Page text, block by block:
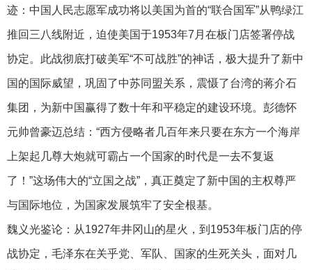
迹：中国人民志愿军成功将以美国为首的“联合国军”从鸭绿江
推回三八线附近，迫使美国于1953年7月在板门店签署停战
协定。此战彻底打破美军“不可战胜”的神话，极大提升了新中
国的国际威望，巩固了中苏同盟关系，震慑了台湾的蒋介石
集团，为新中国赢得了数十年和平稳定的建设环境。彭德怀
元帅曾豪迈总结：“西方侵略者几百年来只要在东方一个海岸
上架起几尊大炮就可霸占一个国家的时代是一去不复返
了！”这场伟大的“立国之战”，真正奠定了新中国的主权尊严
与国际地位，为国家发展筑牢了安全根基。
魏义光鉴论：从1927年井冈山的星火，到1953年板门店的停
战协定，毛泽东在关乎党、军队、国家的生死关头，面对几